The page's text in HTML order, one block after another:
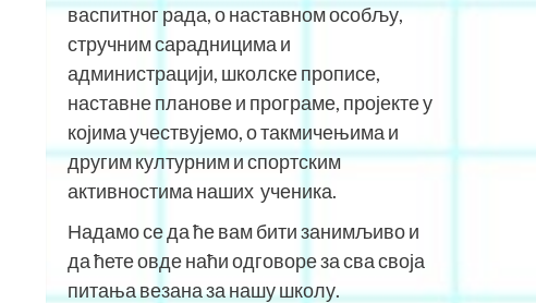
васпитног рада, о наставном особљу,
стручним сарадницима и
администрацији, школске прописе,
наставне планове и програме, пројекте у
којима учествујемо, о такмичењима и
другим културним и спортским
активностима наших ученика.
Надамо се да ће вам бити занимљиво и
да ћете овде наћи одговоре за сва своја
питања везана за нашу школу.